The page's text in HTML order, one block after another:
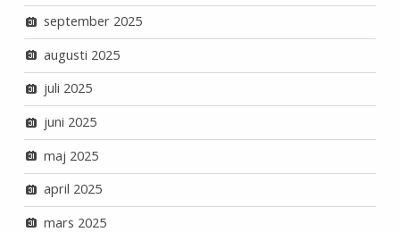
september 2025
augusti 2025
juli 2025
juni 2025
maj 2025
april 2025
mars 2025